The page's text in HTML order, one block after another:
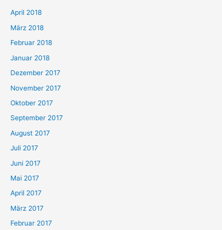
April 2018
März 2018
Februar 2018
Januar 2018
Dezember 2017
November 2017
Oktober 2017
September 2017
August 2017
Juli 2017
Juni 2017
Mai 2017
April 2017
März 2017
Februar 2017